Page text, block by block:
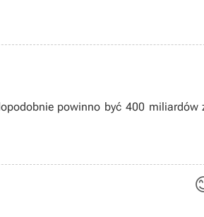
powinno być 400 miliardów